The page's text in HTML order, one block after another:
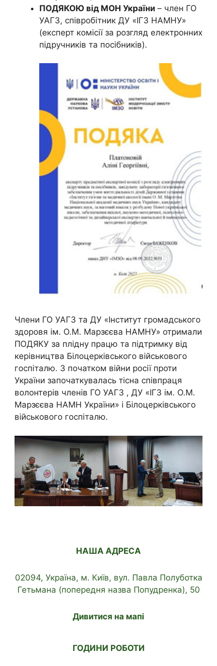
ПОДЯКОЮ від МОН України – член ГО
УАГЗ, співробітник ДУ «ІГЗ НАМНУ»
(експерт комісії за розгляд електронних
підручників та посібників).
Члени ГО УАГЗ та ДУ «Інститут громадського
здоровя ім. О.М. Марзєєва НАМНУ» отримали
ПОДЯКУ за плідну працю та підтримку від
керівництва Білоцерківського військового
госпіталю. З початком війни росії проти
України започаткувалась тісна співпраця
волонтерів членів ГО УАГЗ , ДУ «ІГЗ ім. О.М.
Марзєєва НАМН України» і Білоцерківського
військового госпіталю.
НАША АДРЕСА
02094, Україна, м. Київ, вул. Павла Полуботка
Гетьмана (попередня назва Попудренка), 50
Дивитися на мапі
ГОДИНИ РОБОТИ